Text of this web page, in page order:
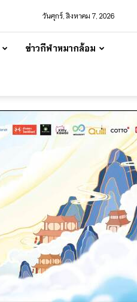
วันศุกร์, สิงหาคม 7, 2026
ข่าวกีฬาหมากล้อม